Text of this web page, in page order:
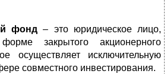
фонд – это юридическое лицо,
закрытого акционерного
осуществляет исключительную
совместного инвестирования.